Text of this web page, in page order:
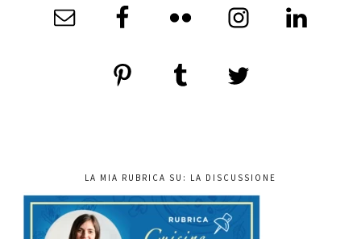
LA MIA RUBRICA SU: LA DISCUSSIONE